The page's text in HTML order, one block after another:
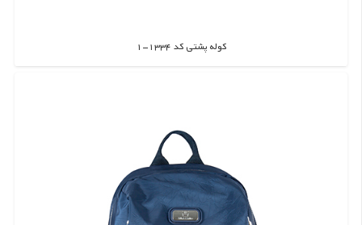
کوله پشتی کد 1334-1
اطلاعات بیشتر